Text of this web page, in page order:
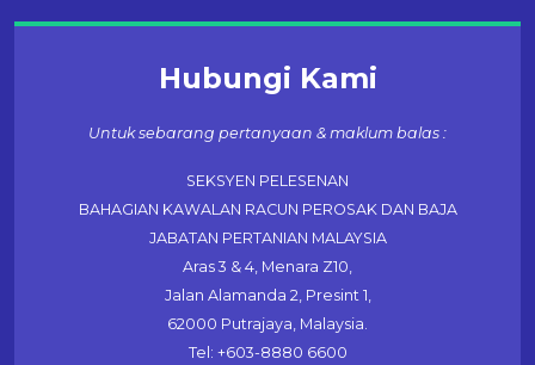
Hubungi Kami
Untuk sebarang pertanyaan & maklum balas :
SEKSYEN PELESENAN
BAHAGIAN KAWALAN RACUN PEROSAK DAN BAJA
JABATAN PERTANIAN MALAYSIA
Aras 3 & 4, Menara Z10,
Jalan Alamanda 2, Presint 1,
62000 Putrajaya, Malaysia.
Tel: +603-8880 6600